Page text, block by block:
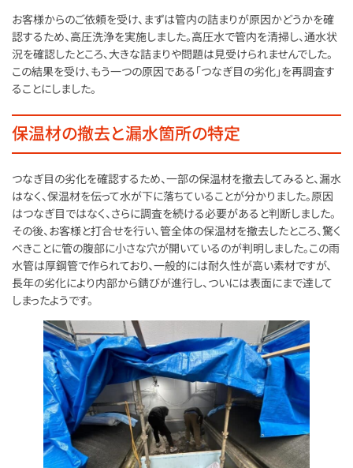
お客様からのご依頼を受け、まずは管内の詰まりが原因かどうかを確
認するため、高圧洗浄を実施しました。高圧水で管内を清掃し、通水状
況を確認したところ、大きな詰まりや問題は見受けられませんでした。
この結果を受け、もう一つの原因である「つなぎ目の劣化」を再調査す
ることにしました。
保温材の撤去と漏水箇所の特定
つなぎ目の劣化を確認するため、一部の保温材を撤去してみると、漏水
はなく、保温材を伝って水が下に落ちていることが分かりました。原因
はつなぎ目ではなく、さらに調査を続ける必要があると判断しました。
その後、お客様と打合せを行い、管全体の保温材を撤去したところ、驚く
べきことに管の腹部に小さな穴が開いているのが判明しました。この雨
水管は厚鋼管で作られており、一般的には耐久性が高い素材ですが、
長年の劣化により内部から錆びが進行し、ついには表面にまで達して
しまったようです。